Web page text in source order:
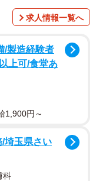
リ」に見えるが、アリ
特定のために調査を開
求人情報一覧へ
/製造経験者
上可/食堂あ
1,900円～
埼玉県さい
科